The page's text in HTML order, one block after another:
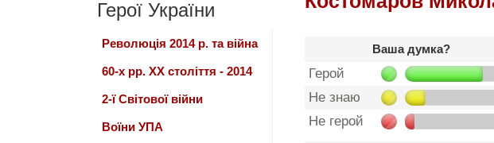
Ваша думка?
Герой
Не знаю
Не герой
Герої України
Революція 2014 р. та війна
60-х рр. ХХ століття - 2014
2-ї Світової війни
Воїни УПА